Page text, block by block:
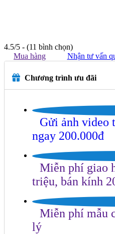
4.5/5 - (11 bình chọn)
Mua hàng
Nhận tư vấn
Chương trình ưu đãi
Gửi ảnh video
ngay 200.000đ
Miễn phí giao
triệu, bán kính
Miễn phí mẫu
lý